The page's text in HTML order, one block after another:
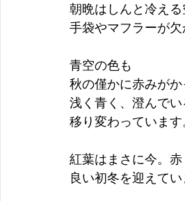
朝晩はしんと冷える
手袋やマフラーが欠
青空の色も
秋の僅かに赤みがか
浅く青く、澄んでい
移り変わっています
紅葉はまさに今。赤
良い初冬を迎えてい